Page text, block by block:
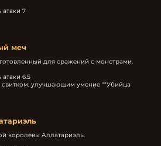
атаки 7
меч
для сражений с монстрами.
6.5
свитком, улучшающим умение ""Убийца
королевы Аллатариэль.